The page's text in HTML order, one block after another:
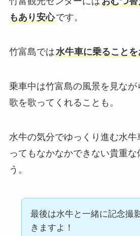
もあり安心です。
竹富島では水牛車に乗ること
乗車中は竹富島の風景を見な
歌を歌ってくれることも。
水牛の気分でゆっくり進む水牛
ってもなかなかできない貴重な
う。
最後は水牛と一緒に記念撮
きますよ！